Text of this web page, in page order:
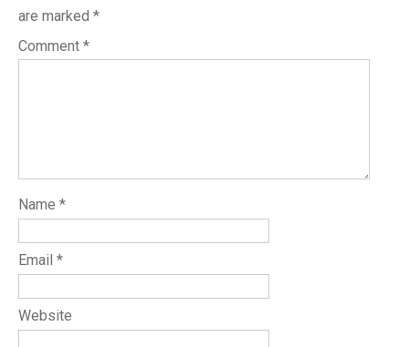
are marked *
Comment *
Name *
Email *
Website